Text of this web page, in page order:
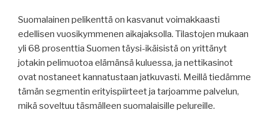
Suomalainen pelikenttä on kasvanut voimakkaasti
edellisen vuosikymmenen aikajaksolla. Tilastojen mukaan
yli 68 prosenttia Suomen täysi-ikäisistä on yrittänyt
jotakin pelimuotoa elämänsä kuluessa, ja nettikasinot
ovat nostaneet kannatustaan jatkuvasti. Meillä tiedämme
tämän segmentin erityispiirteet ja tarjoamme palvelun,
mikä soveltuu täsmälleen suomalaisille pelureille.